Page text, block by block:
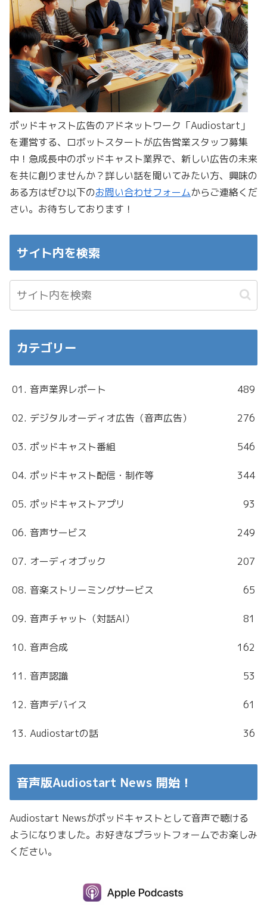
ポッドキャスト広告のアドネットワーク「Audiostart」
を運営する、ロボットスタートが広告営業スタッフ募集
中！急成長中のポッドキャスト業界で、新しい広告の未来
を共に創りませんか？詳しい話を聞いてみたい方、興味の
ある方はぜひ以下のお問い合わせフォームからご連絡くだ
さい。お待ちしております！
サイト内を検索
カテゴリー
01. 音声業界レポート 489
02. デジタルオーディオ広告（音声広告） 276
03. ポッドキャスト番組 546
04. ポッドキャスト配信・制作等 344
05. ポッドキャストアプリ 93
06. 音声サービス 249
07. オーディオブック 207
08. 音楽ストリーミングサービス 65
09. 音声チャット（対話AI） 81
10. 音声合成 162
11. 音声認識 53
12. 音声デバイス 61
13. Audiostartの話 36
音声版Audiostart News 開始！
Audiostart Newsがポッドキャストとして音声で聴ける
ようになりました。お好きなプラットフォームでお楽しみ
ください。